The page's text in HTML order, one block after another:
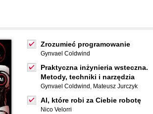
Zrozumieć programowanie
Gynvael Coldwind
Praktyczna inżynieria wsteczna.
Metody, techniki i narzędzia
Gynvael Coldwind , Mateusz Jurczyk
AI, które robi za Ciebie robotę
Nico Velorri